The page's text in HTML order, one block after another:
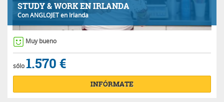
STUDY & WORK EN IRLANDA
ConANGLOJETen Irlanda
Muy bueno
sólo1.570 €
INFÓRMATE